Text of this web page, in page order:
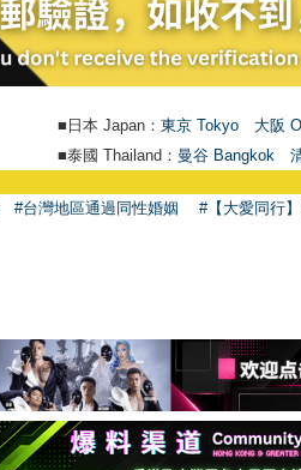
■日本 Japan： 東京 Tokyo 大阪
■泰國 Thailand： 曼谷 Bangkok
#台灣地區通過同性婚姻 #【大愛同行